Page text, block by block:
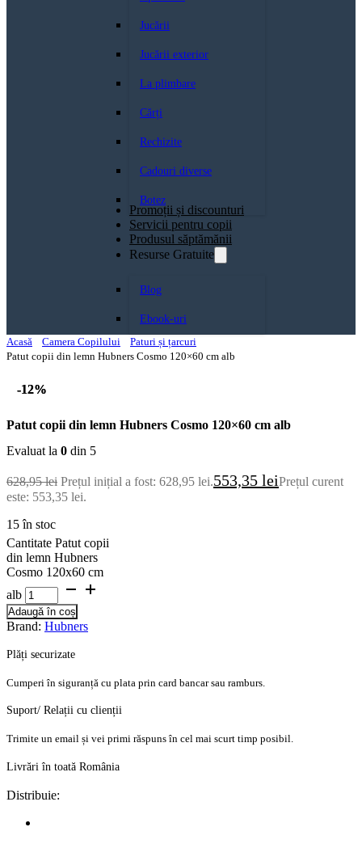
Jucării
Jucării exterior
La plimbare
Cărți
Rechizite
Cadouri diverse
Botez
Promoții și discounturi
Servicii pentru copii
Produsul săptămănii
Resurse Gratuite
Blog
Ebook-uri
Acasă
Camera Copilului
Paturi și țarcuri
Patut copii din lemn Hubners Cosmo 120×60 cm alb
-12%
-12%
Patut copii din lemn Hubners Cosmo 120×60 cm alb
Evaluat la 0 din 5
628,95lei Prețul inițial a fost: 628,95 lei.553,35 leiPrețul curent
este: 553,35 lei.
15 în stoc
Cantitate Patut copii
din lemn Hubners
Cosmo 120x60 cm
alb
Adaugă în coș
Brand: Hubners
Plăți securizate
Cumperi în siguranță cu plata prin card bancar sau ramburs.
Suport/ Relații cu clienții
Trimite un email și vei primi răspuns în cel mai scurt timp posibil.
Livrări în toată România
Distribuie: